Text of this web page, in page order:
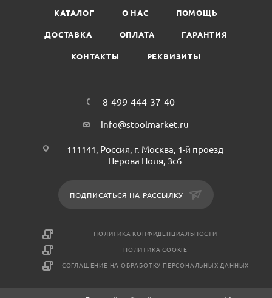
КАТАЛОГ О НАС ПОМОЩЬ
ДОСТАВКА ОПЛАТА ГАРАНТИЯ
КОНТАКТЫ РЕКВИЗИТЫ
8-499-444-37-40
info@stoolmarket.ru
111141, Россия, г. Москва, 1-й проезд
Перова Поля, 3с6
ПОДПИСАТЬСЯ НА РАССЫЛКУ
ПОЛИТИКА КОНФИДЕНЦИАЛЬНОСТИ
ПОЛИТИКА COOKIE
СОГЛАШЕНИЕ НА ОБРАБОТКУ ПЕРСОНАЛЬНЫХ ДАННЫХ